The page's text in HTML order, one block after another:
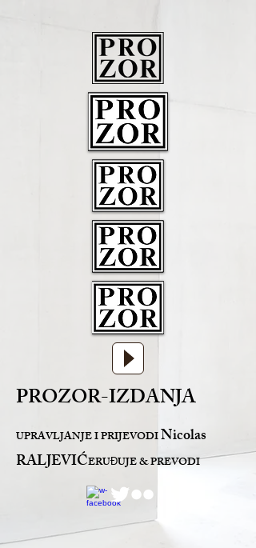
PROZOR-IZDANJA
UPRAVLJANJE I PRIJEVODINicolas
RALJEVIĆERUĐUJE & PREVODI